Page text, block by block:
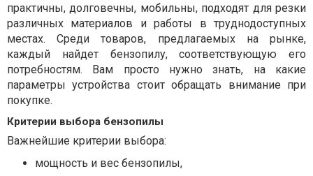
практичны, долговечны, мобильны, подходят для резки
различных материалов и работы в труднодоступных
местах. Среди товаров, предлагаемых на рынке,
каждый найдет бензопилу, соответствующую его
потребностям. Вам просто нужно знать, на какие
параметры устройства стоит обращать внимание при
покупке.
Критерии выбора бензопилы
Важнейшие критерии выбора:
мощность и вес бензопилы,